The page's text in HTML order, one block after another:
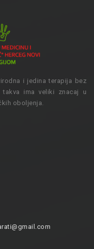
i jedina terapija bez
ima veliki znacaj u
oboljenja.